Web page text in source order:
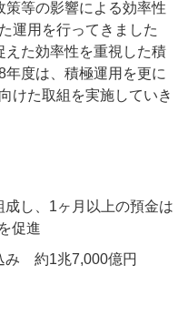
等の影響による効率性
運用を行ってきました
えた効率性を重視した積
度は、積極運用を更に
けた取組を実施していき
し、1ヶ月以上の預金は
促進
み 約1兆7,000億円